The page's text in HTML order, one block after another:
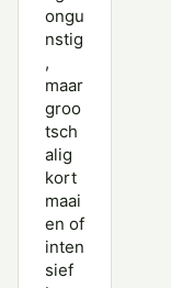
ongu
nstig
,
maar
groo
tsch
alig
kort
maai
en of
inten
sief